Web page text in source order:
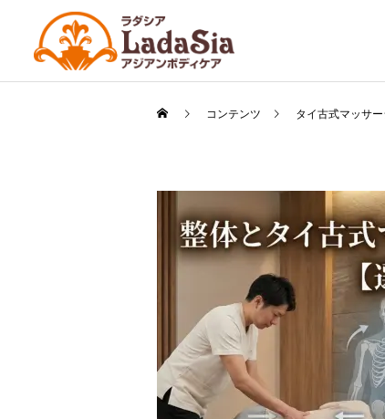
タイ古式
マッサージ
コンテンツ タイ古式マッサー